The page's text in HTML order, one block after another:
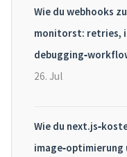
Wie du webhooks
monitorst: retries,
26. Jul
Wie du